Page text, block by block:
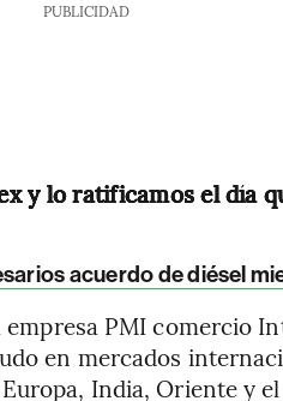
PUBLICIDAD
y lo ratificamos el día
acuerdo de diésel
PMI comercio
en mercados
India, Oriente y